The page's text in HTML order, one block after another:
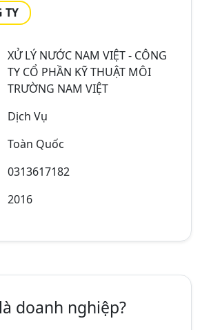
TY
XỬ LÝ NƯỚC NAM VIỆT - CÔNG
TY CỔ PHẦN KỸ THUẬT MÔI
TRƯỜNG NAM VIỆT
Dịch Vụ
Toàn Quốc
0313617182
2016
doanh nghiệp?